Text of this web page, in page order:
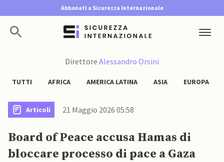
Abbonati a Sicurezza Internazionale
Direttore Alessandro Orsini
TUTTI AFRICA AMERICA LATINA ASIA EUROPA
Articoli 21 Maggio 2026 05:58
Board of Peace accusa Hamas di
bloccare processo di pace a Gaza